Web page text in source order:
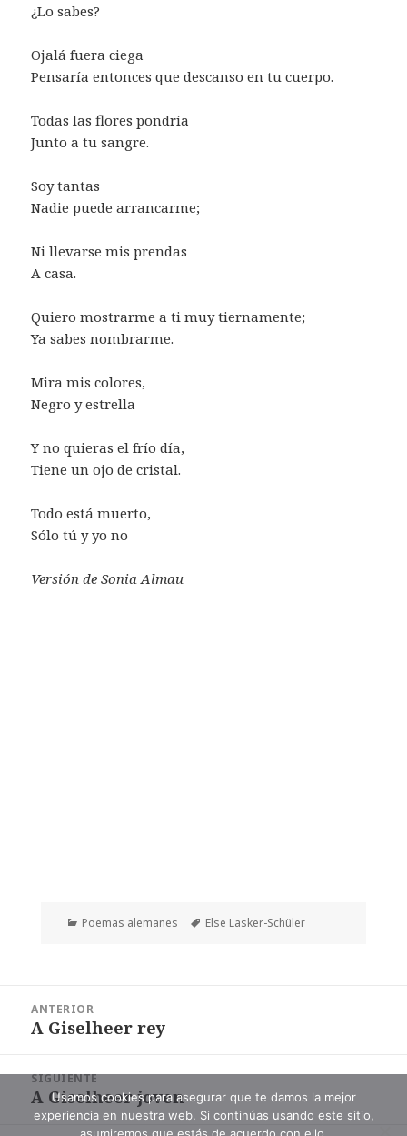
¿Lo sabes?
Ojalá fuera ciega
Pensaría entonces que descanso en tu cuerpo.
Todas las flores pondría
Junto a tu sangre.
Soy tantas
Nadie puede arrancarme;
Ni llevarse mis prendas
A casa.
Quiero mostrarme a ti muy tiernamente;
Ya sabes nombrarme.
Mira mis colores,
Negro y estrella
Y no quieras el frío día,
Tiene un ojo de cristal.
Todo está muerto,
Sólo tú y yo no
Versión de Sonia Almau
Categorías
Poemas alemanes Etiquetas
Else Lasker-Schüler
entradas
ANTERIOR
Entrada
A Giselheer rey
SIGUIENTE
Entrada
siguiente:
A Giselheer joven
Usamos cookies para asegurar que te damos la mejor
experiencia en nuestra web. Si continúas usando este sitio,